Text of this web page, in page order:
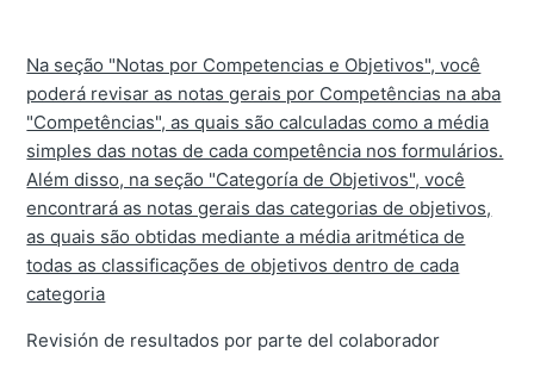
Na seção "Notas por Competencias e Objetivos", você
poderá revisar as notas gerais por Competências na aba
"Competências", as quais são calculadas como a média
simples das notas de cada competência nos formulários.
Além disso, na seção "Categoría de Objetivos", você
encontrará as notas gerais das categorias de objetivos,
as quais são obtidas mediante a média aritmética de
todas as classificações de objetivos dentro de cada
categoria
Revisión de resultados por parte del colaborador